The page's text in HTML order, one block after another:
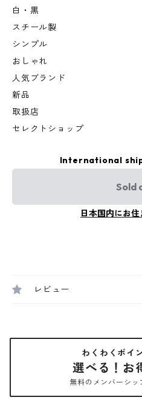
白・黒
スチール製
シンプル
おしゃれ
人気ブランド
新品
取扱店
セレクトショップ
International
Sold
日本国内にお
レビュー
わくわくポイ
選べる！お
無料のメンバーシッ